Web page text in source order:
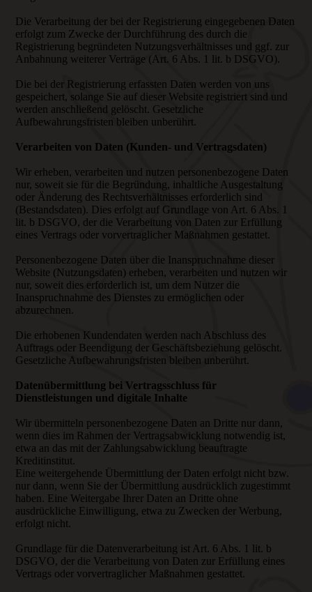
Die Verarbeitung der bei der Registrierung eingegebenen Daten
erfolgt zum Zwecke der Durchführung des durch die
Registrierung begründeten Nutzungsverhältnisses und ggf. zur
Anbahnung weiterer Verträge (Art. 6 Abs. 1 lit. b DSGVO).
Die bei der Registrierung erfassten Daten werden von uns
gespeichert, solange Sie auf dieser Website registriert sind und
werden anschließend gelöscht. Gesetzliche
Aufbewahrungsfristen bleiben unberührt.
Verarbeiten von Daten (Kunden- und Vertragsdaten)
Wir erheben, verarbeiten und nutzen personenbezogene Daten
nur, soweit sie für die Begründung, inhaltliche Ausgestaltung
oder Änderung des Rechtsverhältnisses erforderlich sind
(Bestandsdaten). Dies erfolgt auf Grundlage von Art. 6 Abs. 1
lit. b DSGVO, der die Verarbeitung von Daten zur Erfüllung
eines Vertrags oder vorvertraglicher Maßnahmen gestattet.
Personenbezogene Daten über die Inanspruchnahme dieser
Website (Nutzungsdaten) erheben, verarbeiten und nutzen wir
nur, soweit dies erforderlich ist, um dem Nutzer die
Inanspruchnahme des Dienstes zu ermöglichen oder
abzurechnen.
Die erhobenen Kundendaten werden nach Abschluss des
Auftrags oder Beendigung der Geschäftsbeziehung gelöscht.
Gesetzliche Aufbewahrungsfristen bleiben unberührt.
Datenübermittlung bei Vertragsschluss für
Dienstleistungen und digitale Inhalte
Wir übermitteln personenbezogene Daten an Dritte nur dann,
wenn dies im Rahmen der Vertragsabwicklung notwendig ist,
etwa an das mit der Zahlungsabwicklung beauftragte
Kreditinstitut.
Eine weitergehende Übermittlung der Daten erfolgt nicht bzw.
nur dann, wenn Sie der Übermittlung ausdrücklich zugestimmt
haben. Eine Weitergabe Ihrer Daten an Dritte ohne
ausdrückliche Einwilligung, etwa zu Zwecken der Werbung,
erfolgt nicht.
Grundlage für die Datenverarbeitung ist Art. 6 Abs. 1 lit. b
DSGVO, der die Verarbeitung von Daten zur Erfüllung eines
Vertrags oder vorvertraglicher Maßnahmen gestattet.